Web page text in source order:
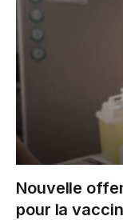
Nouvelle
pour la